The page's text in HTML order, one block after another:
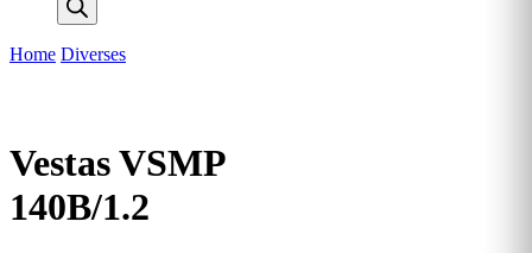
Home Diverses
Vestas VSMP
140B/1.2